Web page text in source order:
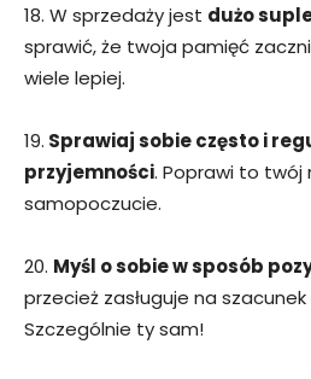
18. W sprzedaży jest dużo
sprawić, że twoja pamięć
wiele lepiej.
19. Sprawiaj sobie często i
przyjemności. Poprawi to twój
samopoczucie.
20. Myśl o sobie w sposób
przecież zasługuje na
Szczególnie ty sam!